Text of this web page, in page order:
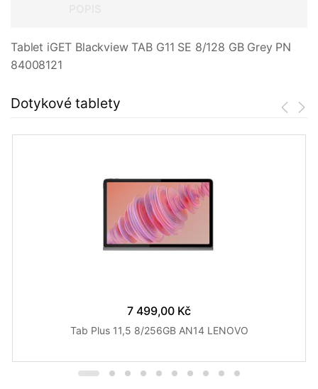
Tablet iGET Blackview TAB G11 SE 8/128 GB Grey PN
84008121
Dotykové tablety
7 499,00 Kč
Tab Plus 11,5 8/256GB AN14 LENOVO